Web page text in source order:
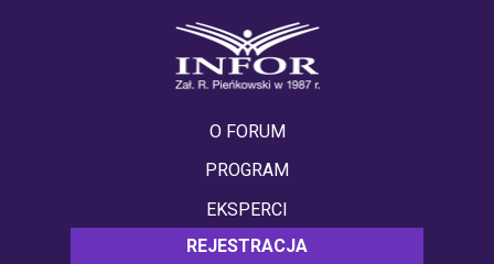
O FORUM
PROGRAM
EKSPERCI
REJESTRACJA